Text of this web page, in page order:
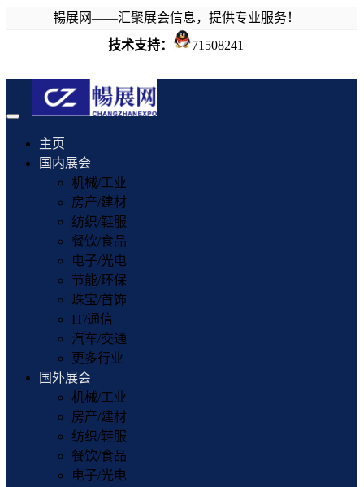
暢展网——汇聚展会信息，提供专业服务！
技术支持：
71508241
Toggle
navigation
主页
国内展会
机械/工业
房产/建材
纺织/鞋服
餐饮/食品
电子/光电
节能/环保
珠宝/首饰
IT/通信
汽车/交通
更多行业
国外展会
机械/工业
房产/建材
纺织/鞋服
餐饮/食品
电子/光电